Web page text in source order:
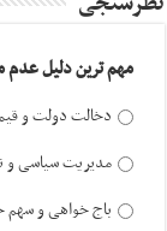
مهم ترین دلیل
دخالت دولت و
مدیریت سیاسی و
باج خواهی و سهم